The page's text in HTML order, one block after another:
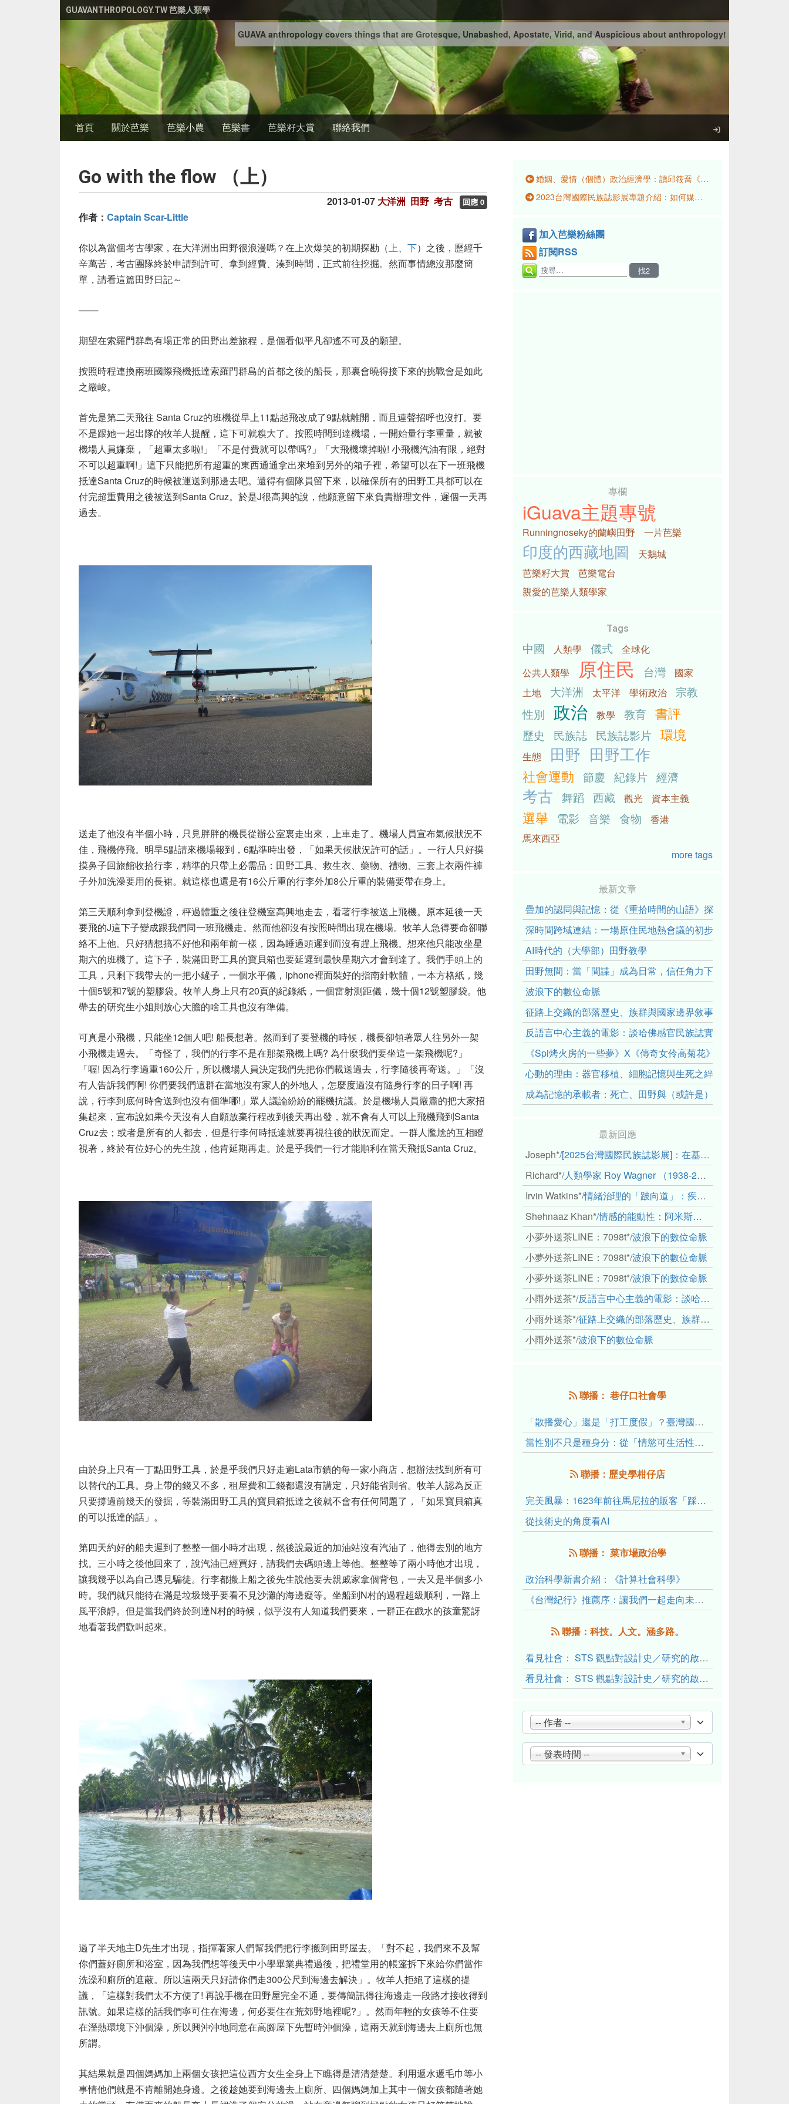
GUAVANTHROPOLOGY.TW 芭樂人類學
GUAVA anthropology covers things that are Grotesque, Unabashed, Apostate, Virid, and Auspicious about anthropology!
首頁 關於芭樂 芭樂小農 芭樂書 芭樂籽大賞 聯絡我們
Go with the flow （上）
2013-01-07 大洋洲 田野 考古 回應 0
作者： Captain Scar-Little
你以為當個考古學家，在大洋洲出田野很浪漫嗎？在上次爆笑的初期探勘（上、 下）之後，歷經千
辛萬苦，考古團隊終於申請到許可、拿到經費、湊到時間，正式前往挖掘。然而事情總沒那麼簡
單，請看這篇田野日記～
───
期望在索羅門群島有場正常的田野出差旅程，是個看似平凡卻遙不可及的願望。
按照時程連換兩班國際飛機抵達索羅門群島的首都之後的船長，那裏會曉得接下來的挑戰會是如此
之嚴峻。
首先是第二天飛往 Santa Cruz的班機從早上11點起飛改成了9點就離開，而且連聲招呼也沒打。要
不是跟她一起出隊的牧羊人提醒，這下可就糗大了。按照時間到達機場，一開始量行李重量，就被
機場人員嫌棄，「超重太多啦!」「不是付費就可以帶嗎?」「大飛機壞掉啦! 小飛機汽油有限，絕對
不可以超重啊!」這下只能把所有超重的東西通通拿出來堆到另外的箱子裡，希望可以在下一班飛機
抵達Santa Cruz的時候被運送到那邊去吧。還得有個隊員留下來，以確保所有的田野工具都可以在
付完超重費用之後被送到Santa Cruz。於是J很高興的說，他願意留下來負責辦理文件，遲個一天再
過去。
送走了他沒有半個小時，只見胖胖的機長從辦公室裏走出來，上車走了。機場人員宣布氣候狀況不
佳，飛機停飛。明早5點請來機場報到，6點準時出發，「如果天候狀況許可的話」。一行人只好摸
摸鼻子回旅館收拾行李，精準的只帶上必需品：田野工具、救生衣、藥物、禮物、三套上衣兩件褲
子外加洗澡要用的長裙。就這樣也還是有16公斤重的行李外加8公斤重的裝備要帶在身上。
第三天順利拿到登機證，秤過體重之後往登機室高興地走去，看著行李被送上飛機。原本延後一天
要飛的J這下子變成跟我們同一班飛機走。然而他卻沒有按照時間出現在機場。牧羊人急得要命卻聯
絡不上他。只好猜想搞不好他和兩年前一樣，因為睡過頭遲到而沒有趕上飛機。想來他只能改坐星
期六的班機了。這下子，裝滿田野工具的寶貝箱也要延遲到最快星期六才會到達了。我們手頭上的
工具，只剩下我帶去的一把小鏟子，一個水平儀，iphone裡面裝好的指南針軟體，一本方格紙，幾
十個5號和7號的塑膠袋。牧羊人身上只有20頁的紀錄紙，一個雷射測距儀，幾十個12號塑膠袋。他
帶去的研究生小姐則放心大膽的啥工具也沒有準備。
可真是小飛機，只能坐12個人吧! 船長想著。然而到了要登機的時候，機長卻領著眾人往另外一架
小飛機走過去。「奇怪了，我們的行李不是在那架飛機上嗎? 為什麼我們要坐這一架飛機呢?」
「喔! 因為行李過重160公斤，所以機場人員決定我們先把你們載送過去，行李隨後再寄送。」「沒
有人告訴我們啊! 你們要我們這群在當地沒有家人的外地人，怎麼度過沒有隨身行李的日子啊! 再
說，行李到底何時會送到也沒有個準哪!」眾人議論紛紛的罷機抗議。於是機場人員嚴肅的把大家招
集起來，宣布說如果今天沒有人自願放棄行程改到後天再出發，就不會有人可以上飛機飛到Santa
Cruz去；或者是所有的人都去，但是行李何時抵達就要再視往後的狀況而定。一群人尷尬的互相瞪
視著，終於有位好心的先生說，他肯延期再走。於是乎我們一行才能順利在當天飛抵Santa Cruz。
由於身上只有一丁點田野工具，於是乎我們只好走遍Lata市鎮的每一家小商店，想辦法找到所有可
以替代的工具。身上帶的錢又不多，租屋費和工錢都還沒有講定，只好能省則省。牧羊人認為反正
只要撐過前幾天的發掘，等裝滿田野工具的寶貝箱抵達之後就不會有任何問題了，「如果寶貝箱真
的可以抵達的話」。
第四天約好的船夫遲到了整整一個小時才出現，然後說最近的加油站沒有汽油了，他得去別的地方
找。三小時之後他回來了，說汽油已經買好，請我們去碼頭邊上等他。整整等了兩小時他才出現，
讓我幾乎以為自己遇見騙徒。行李都搬上船之後先生說他要去親戚家拿個背包，一去又是半個多小
時。我們就只能待在滿是垃圾幾乎要看不見沙灘的海邊癡等。坐船到N村的過程超級順利，一路上
風平浪靜。但是當我們終於到達N村的時候，似乎沒有人知道我們要來，一群正在戲水的孩童驚訝
地看著我們歡叫起來。
過了半天地主D先生才出現，指揮著家人們幫我們把行李搬到田野屋去。「對不起，我們來不及幫
你們蓋好廁所和浴室，因為我們想等後天中小學畢業典禮過後，把禮堂用的帳篷拆下來給你們當作
洗澡和廁所的遮蔽。所以這兩天只好請你們走300公尺到海邊去解決」。牧羊人拒絕了這樣的提
議，「這樣對我們太不方便了! 再說手機在田野屋完全不通，要傳簡訊得往海邊走一段路才接收得到
訊號。如果這樣的話我們寧可住在海邊，何必要住在荒郊野地裡呢?」。然而年輕的女孩等不住要
在溼熱環境下沖個澡，所以興沖沖地同意在高腳屋下先暫時沖個澡，這兩天就到海邊去上廁所也無
所謂。
其結果就是四個媽媽加上兩個女孩把這位西方女生全身上下瞧得是清清楚楚。利用遞水遞毛巾等小
事情他們就是不肯離開她身邊。之後趁她要到海邊去上廁所、四個媽媽加上其中一個女孩都隨著她
婚姻、愛情（個體）政治經濟學：讀邱筱喬《Visions of Marriage: Politics and Family on Kinmen, 1920–2020》
2023台灣國際民族誌影展專題介紹：如何媒介，怎樣記憶？尋找身分與歷史軌跡的影像行動
加入芭樂粉絲團
訂閱RSS
專欄
iGuava主題專號
Runningnoseky的蘭嶼田野 一片芭樂
印度的西藏地圖
天鵝城
芭樂籽大賞
芭樂電台
親愛的芭樂人類學家
Tags
中國 人類學 儀式
全球化
公共人類學
原住民 台灣
國家
土地
大洋洲 太平洋 學術政治
宗教
性別 政治 教學 教育 書評
歷史 民族誌 民族誌影片 環境
生態 田野 田野工作
社會運動 節慶 紀錄片 經濟
考古 舞蹈 西藏 觀光 資本主義
選舉 電影 音樂 食物
香港
馬來西亞
more tags
最新文章
疊加的認同與記憶：從《重拾時間的山語》探討「我們的」立
深時間跨域連結：一場原住民地熱會議的初步觀察
AI時代的（大學部）田野教學
田野無間：當「間諜」成為日常，信任角力下的情感伏流
波浪下的數位命脈
征路上交織的部落歷史、族群與國家邊界敘事： 《路有多長》
反語言中心主義的電影：談哈佛感官民族誌實驗室
《Spi烤火房的一些夢》X《傳奇女伶高菊花》： 透過紀錄片
心動的理由：器官移植、細胞記憶與生死之絆
成為記憶的承載者：死亡、田野與（或許是）人類學的成年禮
最新回應
Joseph*/[2025台灣國際民族誌影展]：在基礎設施的邊緣，聆聽人的呼吸
Richard*/人類學家 Roy Wagner （1938-2018）
Irvin Watkins*/情緒治理的「跛向道」：疾病與文化象徵的轉變舉例
Shehnaaz Khan*/情感的能動性：阿米斯音樂節的「對話觀察」
小夢外送茶LINE：7098t*/波浪下的數位命脈
小夢外送茶LINE：7098t*/波浪下的數位命脈
小夢外送茶LINE：7098t*/波浪下的數位命脈
小雨外送茶*/反語言中心主義的電影：談哈佛感官民族誌實驗室
小雨外送茶*/征路上交織的部落歷史、族群與國家邊界敘事： 《路有多長》、《高砂的翅膀》、《檔案／李光輝》
小雨外送茶*/波浪下的數位命脈
聯播： 巷仔口社會學
「散播愛心」還是「打工度假」？臺灣國內與跨國捐卵的利他修辭、金錢動機與身體代價
當性別不只是種身分：從「情慾可生活性」理解跨性別者的身體、慾望與認同探索
聯播：歷史學柑仔店
完美風暴：1623年前往馬尼拉的販客「踩線團」怎麼會困死於澎湖?
從技術史的角度看AI
聯播： 菜市場政治學
政治科學新書介紹：《計算社會科學》
《台灣紀行》推薦序：讓我們一起走向未來文明的備忘錄
聯播：科技。人文。涵多路。
看見社會： STS 觀點對設計史／研究的啟發與反思（下）
看見社會： STS 觀點對設計史／研究的啟發與反思（上）
-- 作者 --
-- 發表時間 --